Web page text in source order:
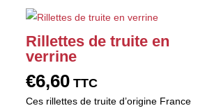
Rillettes de truite en
verrine
€6,60 TTC
Ces rillettes de truite d’origine France